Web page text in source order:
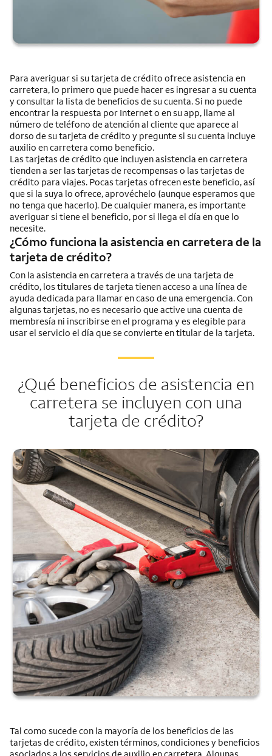
Para averiguar si su tarjeta de crédito ofrece asistencia en
carretera, lo primero que puede hacer es ingresar a su cuenta
y consultar la lista de beneficios de su cuenta. Si no puede
encontrar la respuesta por Internet o en su app, llame al
número de teléfono de atención al cliente que aparece al
dorso de su tarjeta de crédito y pregunte si su cuenta incluye
auxilio en carretera como beneficio.
Las tarjetas de crédito que incluyen asistencia en carretera
tienden a ser las tarjetas de recompensas o las tarjetas de
crédito para viajes. Pocas tarjetas ofrecen este beneficio, así
que si la suya lo ofrece, aprovéchelo (aunque esperamos que
no tenga que hacerlo). De cualquier manera, es importante
averiguar si tiene el beneficio, por si llega el día en que lo
necesite.
¿Cómo funciona la asistencia en carretera de la
tarjeta de crédito?
Con la asistencia en carretera a través de una tarjeta de
crédito, los titulares de tarjeta tienen acceso a una línea de
ayuda dedicada para llamar en caso de una emergencia. Con
algunas tarjetas, no es necesario que active una cuenta de
membresía ni inscribirse en el programa y es elegible para
usar el servicio el día que se convierte en titular de la tarjeta.
¿Qué beneficios de asistencia en
carretera se incluyen con una
tarjeta de crédito?
Tal como sucede con la mayoría de los beneficios de las
tarjetas de crédito, existen términos, condiciones y beneficios